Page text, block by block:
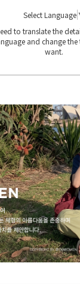
Select Language
to translate the
and change
want.